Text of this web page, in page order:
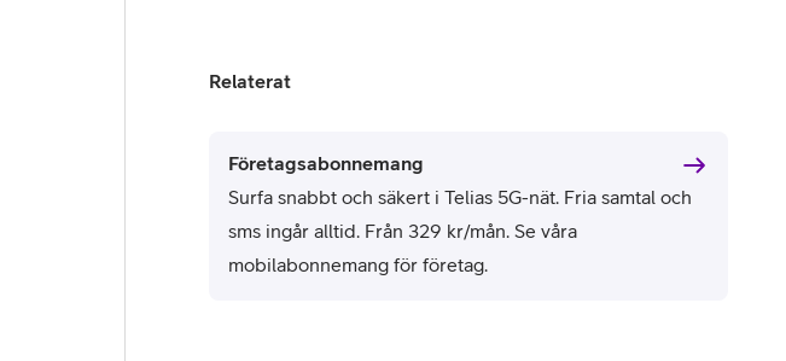
Relaterat
Företagsabonnemang
Surfa snabbt och säkert i Telias 5G-nät. Fria samtal och
sms ingår alltid. Från 329 kr/mån. Se våra
mobilabonnemang för företag.